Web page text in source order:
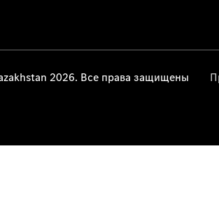
2026. Все права защищены